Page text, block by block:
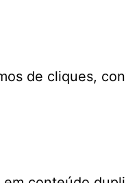
de cliques,